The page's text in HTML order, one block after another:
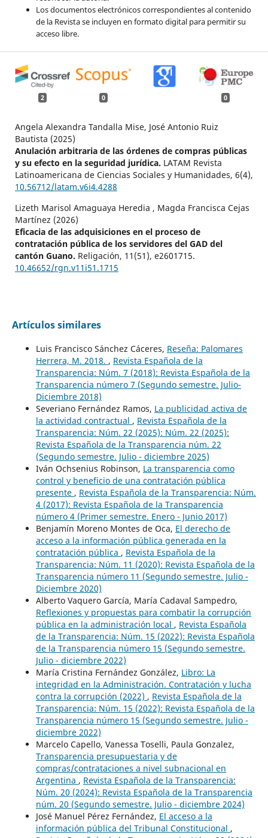
Los documentos electrónicos correspondientes al contenido
de la Revista se incluyen en formato digital para permitir su
acceso libre.
2 0 0
Angela Alexandra Tandalla Mise, José Antonio Ruiz
Bautista (2025)
Anulación arbitraria de las órdenes de compras públicas
y su efecto en la seguridad jurídica. LATAM Revista
Latinoamericana de Ciencias Sociales y Humanidades, 6(4),
10.56712/latam.v6i4.4288
Lizeth Marisol Amaguaya Heredia , Magda Francisca Cejas
Martínez (2026)
Eficacia de las adquisiciones en el proceso de
contratación pública de los servidores del GAD del
cantón Guano. Religación, 11 (51), e2601715.
10.46652/rgn.v11i51.1715
Artículos similares
Luis Francisco Sánchez Cáceres, Reseña: Palomares
Herrera, M. 2018. , Revista Española de la
Transparencia: Núm. 7 (2018): Revista Española de la
Transparencia número 7 (Segundo semestre. Julio-
Diciembre 2018)
Severiano Fernández Ramos, La publicidad activa de
la actividad contractual , Revista Española de la
Transparencia: Núm. 22 (2025): Núm. 22 (2025):
Revista Española de la Transparencia núm. 22
(Segundo semestre. Julio - diciembre 2025)
Iván Ochsenius Robinson, La transparencia como
control y beneficio de una contratación pública
presente , Revista Española de la Transparencia: Núm.
4 (2017): Revista Española de la Transparencia
número 4 (Primer semestre. Enero - Junio 2017)
Benjamín Moreno Montes de Oca, El derecho de
acceso a la información pública generada en la
contratación pública , Revista Española de la
Transparencia: Núm. 11 (2020): Revista Española de la
Transparencia número 11 (Segundo semestre. Julio -
Diciembre 2020)
Alberto Vaquero García, María Cadaval Sampedro,
Reflexiones y propuestas para combatir la corrupción
pública en la administración local , Revista Española
de la Transparencia: Núm. 15 (2022): Revista Española
de la Transparencia número 15 (Segundo semestre.
Julio - diciembre 2022)
María Cristina Fernández González, Libro: La
integridad en la Administración. Contratación y lucha
contra la corrupción (2022) , Revista Española de la
Transparencia: Núm. 15 (2022): Revista Española de la
Transparencia número 15 (Segundo semestre. Julio -
diciembre 2022)
Marcelo Capello, Vanessa Toselli, Paula Gonzalez,
Transparencia presupuestaria y de
compras/contrataciones a nivel subnacional en
Argentina , Revista Española de la Transparencia:
Núm. 20 (2024): Revista Española de la Transparencia
núm. 20 (Segundo semestre. Julio - diciembre 2024)
José Manuel Pérez Fernández, El acceso a la
información pública del Tribunal Constitucional ,